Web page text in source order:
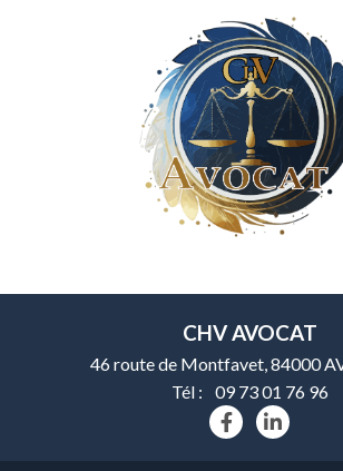
CHV AVOCAT
46 route de Montfavet, 84000
Tél :
09 73 01 76 96